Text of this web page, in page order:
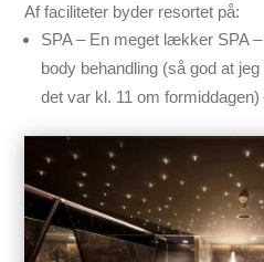
Af faciliteter byder resortet på:
SPA – En meget lækker SPA
body behandling (så god at
det var kl. 11 om